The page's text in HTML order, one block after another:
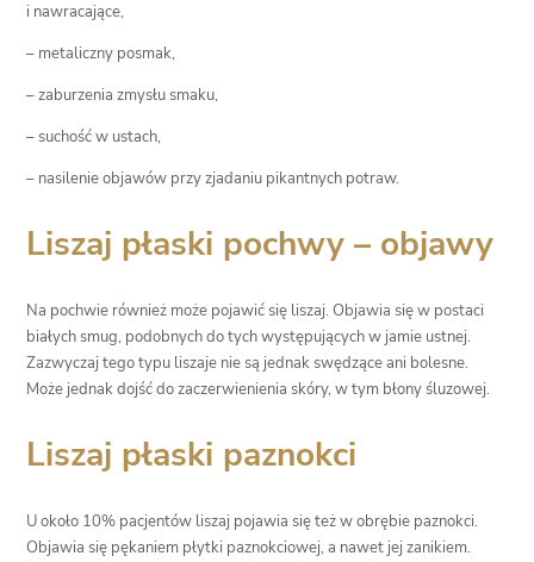
i nawracające,
– metaliczny posmak,
– zaburzenia zmysłu smaku,
– suchość w ustach,
– nasilenie objawów przy zjadaniu pikantnych potraw.
Liszaj płaski pochwy – objawy
Na pochwie również może pojawić się liszaj. Objawia się w postaci
białych smug, podobnych do tych występujących w jamie ustnej.
Zazwyczaj tego typu liszaje nie są jednak swędzące ani bolesne.
Może jednak dojść do zaczerwienienia skóry, w tym błony śluzowej.
Liszaj płaski paznokci
U około 10% pacjentów liszaj pojawia się też w obrębie paznokci.
Objawia się pękaniem płytki paznokciowej, a nawet jej zanikiem.